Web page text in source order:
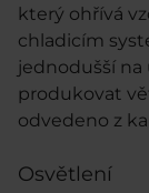
který ohřívá
chladicím
jednodušší na
produkovat
odvedeno z
Osvětlení